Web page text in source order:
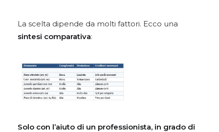
La scelta dipende da molti fattori. Ecco una
sintesi comparativa:
Solo con l’aiuto di un professionista, in grado di